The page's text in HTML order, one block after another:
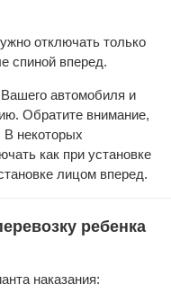
отключать только
спиной вперед.
автомобиля и
Обратите внимание,
В некоторых
как при установке
лицом вперед.
ребенка
наказания: